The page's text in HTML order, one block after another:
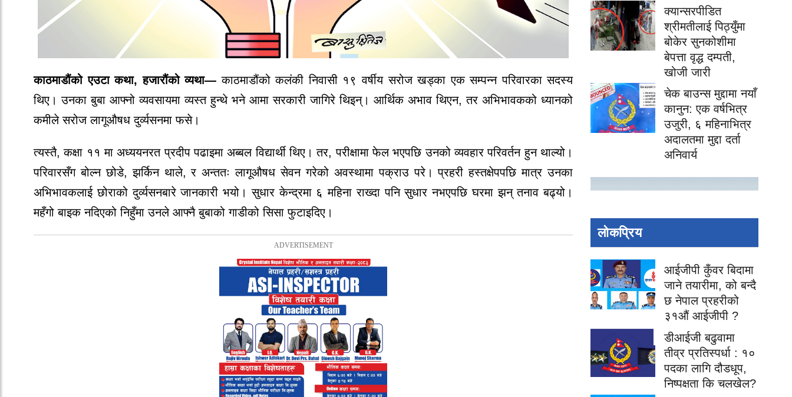
काठमाडौंको एउटा कथा, हजारौंको व्यथा—काठमाडौंको कलंकी निवासी १९ वर्षीय सरोज खड्का एक सम्पन्न परिवारका सदस्य
थिए। उनका बुबा आफ्नो व्यवसायमा व्यस्त हुन्थे भने आमा सरकारी जागिरे थिइन्। आर्थिक अभाव थिएन, तर अभिभावकको ध्यानको
कमीले सरोज लागूऔषध दुर्व्यसनमा फसे।
त्यस्तै, कक्षा ११ मा अध्ययनरत प्रदीप पढाइमा अब्बल विद्यार्थी थिए। तर, परीक्षामा फेल भएपछि उनको व्यवहार परिवर्तन हुन थाल्यो।
परिवारसँग बोल्न छोडे, झर्किन थाले, र अन्ततः लागूऔषध सेवन गरेको अवस्थामा पक्राउ परे। प्रहरी हस्तक्षेपपछि मात्र उनका
अभिभावकलाई छोराको दुर्व्यसनबारे जानकारी भयो। सुधार केन्द्रमा ६ महिना राख्दा पनि सुधार नभएपछि घरमा झन् तनाव बढ्यो।
महँगो बाइक नदिएको निहुँमा उनले आफ्नै बुबाको गाडीको सिसा फुटाइदिए।
क्यान्सरपीडित
श्रीमतीलाई पिठ्युँमा
बोकेर सुनकोशीमा
बेपत्ता वृद्ध दम्पती,
खोजी जारी
चेक बाउन्स मुद्दामा नयाँ
कानुन: एक वर्षभित्र
उजुरी, ६ महिनाभित्र
अदालतमा मुद्दा दर्ता
अनिवार्य
लोकप्रिय
आईजीपी कुँवर बिदामा
जाने तयारीमा, को बन्दै
छ नेपाल प्रहरीको
३१औं आईजीपी ?
डीआईजी बढुवामा
तीव्र प्रतिस्पर्धा : १०
पदका लागि दौडधूप,
निष्पक्षता कि चलखेल?